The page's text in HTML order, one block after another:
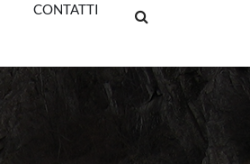
CONTATTI